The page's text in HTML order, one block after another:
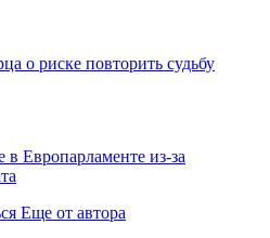
о риске повторить судьбу
Европарламенте из-за
Еще от автора